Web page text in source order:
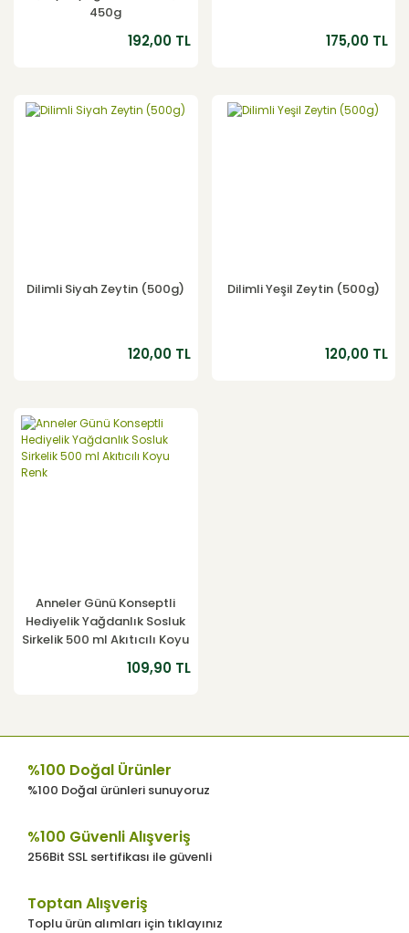
450g
192,00 TL 175,00 TL
Dilimli Siyah Zeytin (500g)
120,00 TL
Dilimli Yeşil Zeytin (500g)
120,00 TL
YENİ
Anneler Günü Konseptli
Hediyelik Yağdanlık Sosluk
Sirkelik 500 ml Akıtıcılı Koyu
109,90 TL
%100 Doğal Ürünler
%100 Doğal ürünleri sunuyoruz
%100 Güvenli Alışveriş
256Bit SSL sertifikası ile güvenli
Toptan Alışveriş
Toplu ürün alımları için tıklayınız